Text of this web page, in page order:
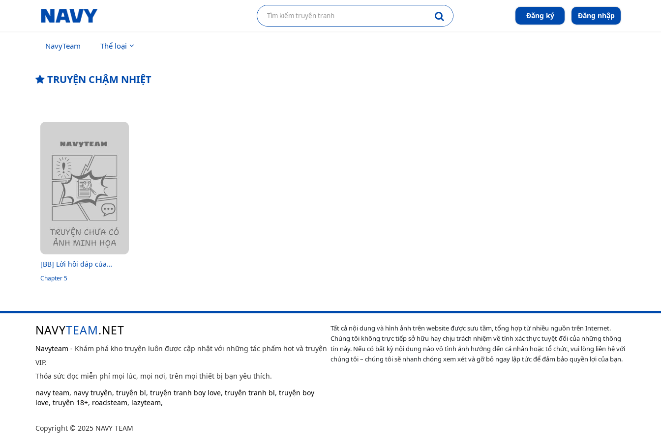
Đăng ký Đăng nhập
NavyTeam Thể loại
TRUYỆN CHẬM NHIỆT
[BB] Lời hồi đáp của
Keanu Reeves
Chapter 5
NAVYTEAM.NET
Navyteam - Khám phá kho truyện luôn được cập nhật với những tác phẩm hot và truyện
VIP.
Thỏa sức đọc miễn phí mọi lúc, mọi nơi, trên mọi thiết bị bạn yêu thích.
navy team, navy truyện, truyện bl, truyện tranh boy love, truyện tranh bl, truyện boy
love, truyện 18+, roadsteam, lazyteam,
Copyright © 2025 NAVY TEAM
Tất cả nội dung và hình ảnh trên website được sưu tầm, tổng hợp từ nhiều nguồn trên Internet.
Chúng tôi không trực tiếp sở hữu hay chịu trách nhiệm về tính xác thực tuyệt đối của những thông
tin này. Nếu có bất kỳ nội dung nào vô tình ảnh hưởng đến cá nhân hoặc tổ chức, vui lòng liên hệ với
chúng tôi – chúng tôi sẽ nhanh chóng xem xét và gỡ bỏ ngay lập tức để đảm bảo quyền lợi của bạn.